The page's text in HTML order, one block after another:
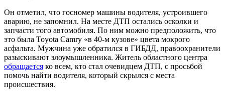
Он отметил, что госномер машины водителя, устроившего
аварию, не запомнил. На месте ДТП остались осколки и
запчасти того автомобиля. По ним можно предположить, что
это была Toyota Camry «в 40-м кузове» цвета мокрого
асфальта. Мужчина уже обратился в ГИБДД, правоохранители
разыскивают злоумышленника. Житель областного центра
обращается ко всем, кто стал очевидцем ДТП, с просьбой
помочь найти водителя, который скрылся с места
происшествия.